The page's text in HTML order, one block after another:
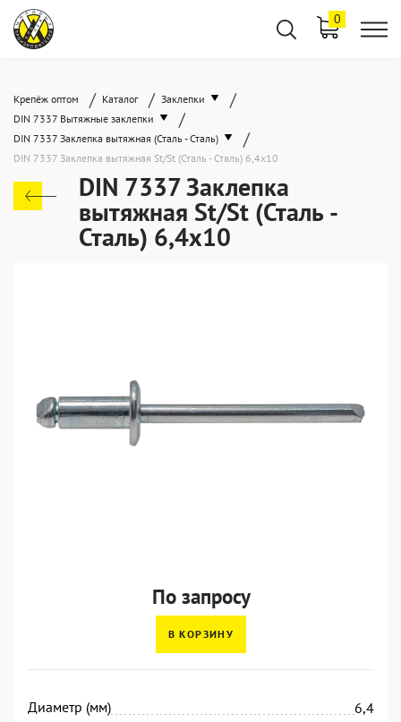
0
Крепёж оптом / Каталог / Заклепки /
DIN 7337 Вытяжные заклепки /
DIN 7337 Заклепка вытяжная (Сталь - Сталь) /
DIN 7337 Заклепка вытяжная St/St (Сталь - Сталь) 6,4x10
DIN 7337 Заклепка
вытяжная St/St (Сталь -
Сталь) 6,4x10
По запросу
В КОРЗИНУ
Диаметр (мм)
6,4